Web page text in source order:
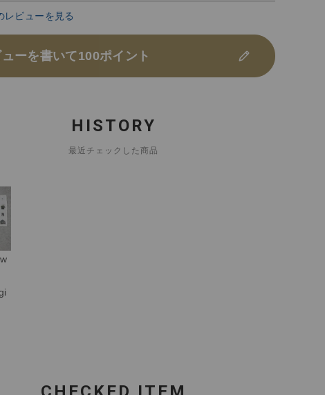
レビューを見る
ューを書いて100ポイント
HISTORY
最近チェックした商品